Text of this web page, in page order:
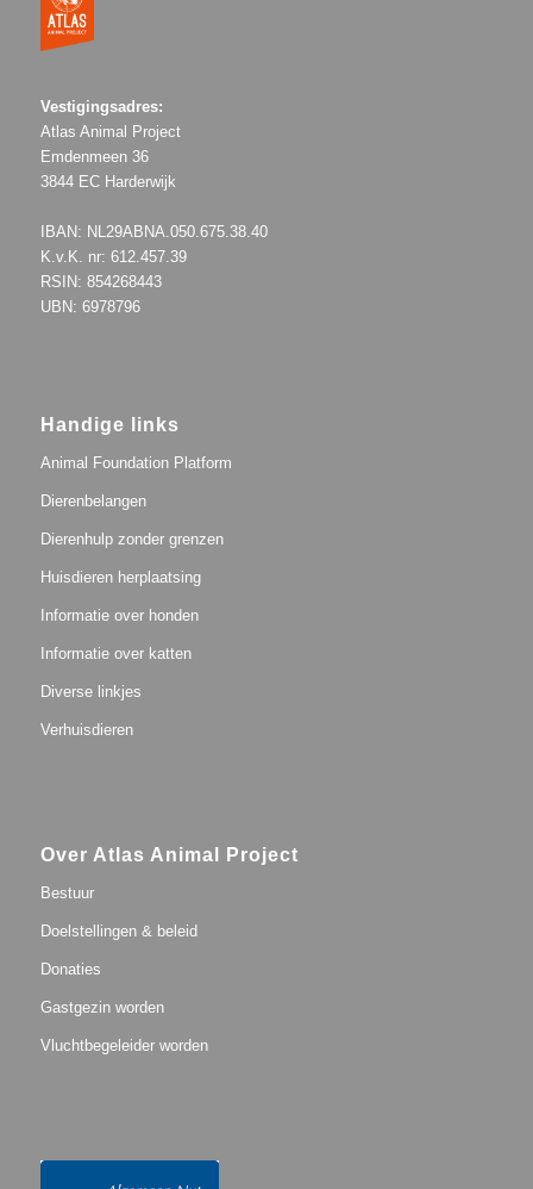
Vestigingsadres:
Atlas Animal Project
Emdenmeen 36
3844 EC Harderwijk
IBAN: NL29ABNA.050.675.38.40
K.v.K. nr: 612.457.39
RSIN: 854268443
UBN: 6978796
Handige links
Animal Foundation Platform
Dierenbelangen
Dierenhulp zonder grenzen
Huisdieren herplaatsing
Informatie over honden
Informatie over katten
Diverse linkjes
Verhuisdieren
Over Atlas Animal Project
Bestuur
Doelstellingen & beleid
Donaties
Gastgezin worden
Vluchtbegeleider worden